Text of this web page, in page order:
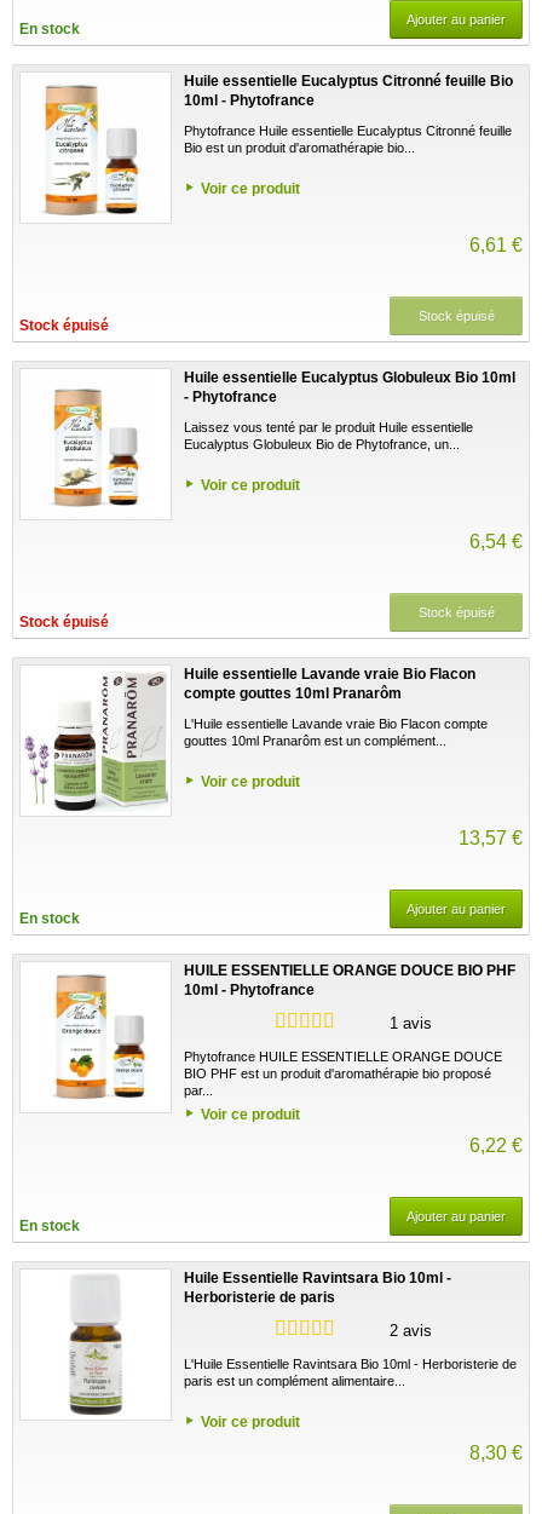
En stock
Ajouter au panier
Huile essentielle Eucalyptus Citronné feuille Bio
10ml - Phytofrance
Phytofrance Huile essentielle Eucalyptus Citronné feuille
Bio est un produit d'aromathérapie bio...
Voir ce produit
6,61 €
Stock épuisé
Stock épuisé
Huile essentielle Eucalyptus Globuleux Bio 10ml
- Phytofrance
Laissez vous tenté par le produit Huile essentielle
Eucalyptus Globuleux Bio de Phytofrance, un...
Voir ce produit
6,54 €
Stock épuisé
Stock épuisé
Huile essentielle Lavande vraie Bio Flacon
compte gouttes 10ml Pranarôm
L'Huile essentielle Lavande vraie Bio Flacon compte
gouttes 10ml Pranarôm est un complément...
Voir ce produit
13,57 €
En stock
Ajouter au panier
HUILE ESSENTIELLE ORANGE DOUCE BIO PHF
10ml - Phytofrance
1 avis
Phytofrance HUILE ESSENTIELLE ORANGE DOUCE
BIO PHF est un produit d'aromathérapie bio proposé
par...
Voir ce produit
6,22 €
En stock
Ajouter au panier
Huile Essentielle Ravintsara Bio 10ml -
Herboristerie de paris
2 avis
L'Huile Essentielle Ravintsara Bio 10ml - Herboristerie de
paris est un complément alimentaire...
Voir ce produit
8,30 €